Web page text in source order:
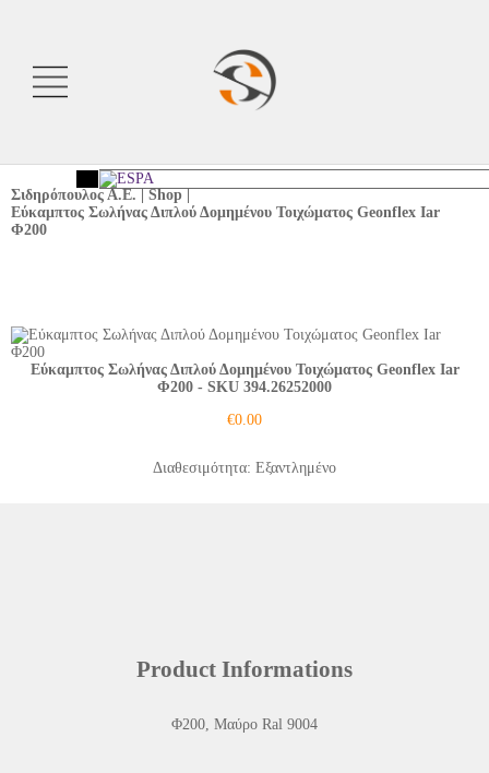
<
Σιδηρόπουλος Α.Ε. Shop
Εύκαμπτος Σωλήνας Διπλού Δομημένου Τοιχώματος Geonflex Iar
Φ200
Εύκαμπτος Σωλήνας Διπλού Δομημένου Τοιχώματος Geonflex Iar
Φ200 - SKU 394.26252000
€0.00
Διαθεσιμότητα: Εξαντλημένο
Product Informations
Φ200, Μαύρο Ral 9004